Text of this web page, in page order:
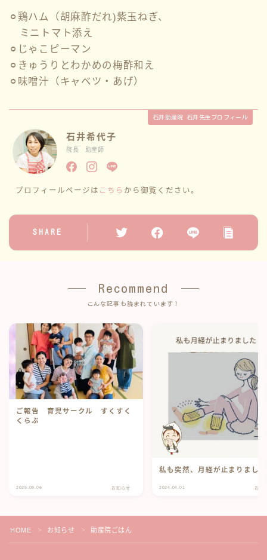
お母さんたちの応援団
性教育
講座情報
ブログ一覧
⚪︎鶏ハム（胡麻酢だれ)紫玉ねぎ、
ミニトマト添え
⚪︎じゃこピーマン
⚪︎きゅうりとわかめの梅酢和え
⚪︎味噌汁（キャベツ・あげ）
石井助産院 石井先生プロフィール
石井希代子
院長 助産師
プロフィールページは こちら から御覧ください。
SHARE
Recommend
こんな記事も読まれています！
ご報告 育児サークル すくすく
くらぶ
2025.09.06 お知らせ
私も突然、月経が止まりました
2024.04.01 お知
HOME ＞ お知らせ ＞ 助産院ごはん